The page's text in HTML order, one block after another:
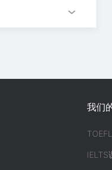
我们
IELTS